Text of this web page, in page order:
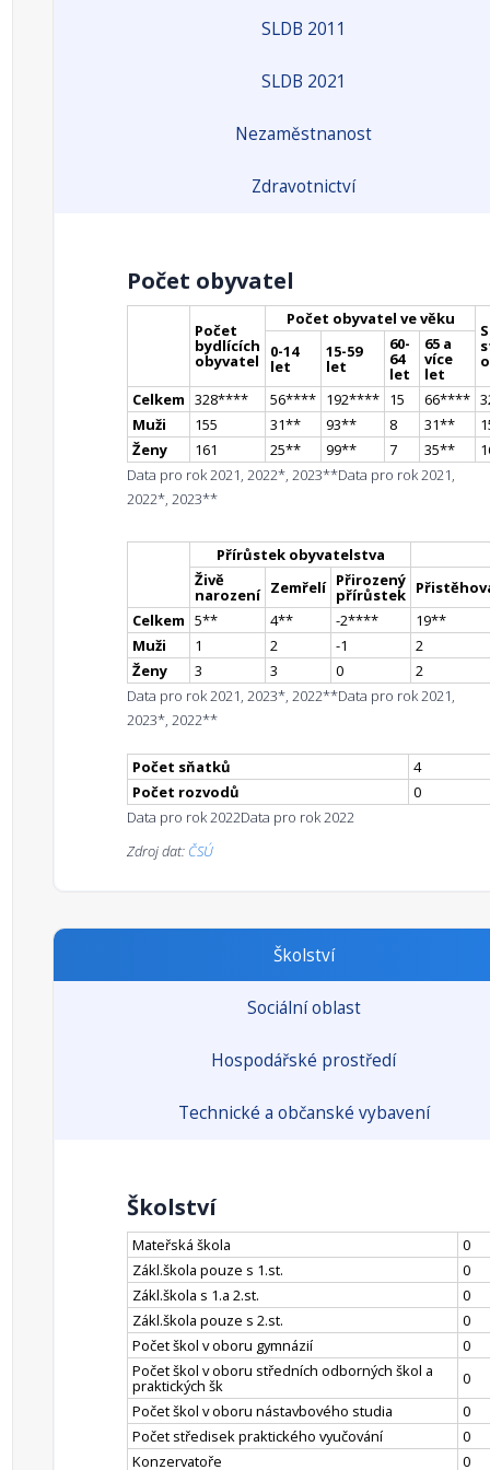
SLDB 2011
SLDB 2021
Nezaměstnanost
Zdravotnictví
Počet obyvatel
Počet
bydlících
obyvatel
Počet obyvatel ve věku
0-14
let
15-59
let
60-
64
let
65 a
více
let
Celkem 328**** 56**** 192**** 15 66****
Muži
155 31** 93** 8 31**
Ženy
161 25** 99** 7 35**
Data pro rok 2021, 2022*, 2023**Data pro rok 2021,
2022*, 2023**
Přírůstek obyvatelstva
Živě
narození Zemřelí Přirozený
přírůstek
Celkem 5** 4** -2**** 19**
Muži
1 2 -1
2
Ženy
3 3 0
2
Data pro rok 2021, 2023*, 2022**Data pro rok 2021,
2023*, 2022**
Počet sňatků
4
Počet rozvodů
0
Data pro rok 2022Data pro rok 2022
Zdroj dat: ČSÚ
Školství
Sociální oblast
Hospodářské prostředí
Technické a občanské vybavení
Školství
Mateřská škola
0
Zákl.škola pouze s 1.st.
0
Zákl.škola s 1.a 2.st.
0
Zákl.škola pouze s 2.st.
0
Počet škol v oboru gymnázií
0
Počet škol v oboru středních odborných škol a
praktických šk
0
Počet škol v oboru nástavbového studia
0
Počet středisek praktického vyučování
0
Konzervatoře
0